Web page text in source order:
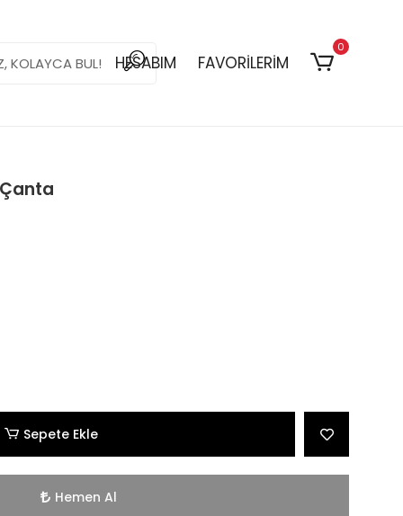
HESABIM FAVORİLERİM
0
Sepete Ekle
Hemen Al